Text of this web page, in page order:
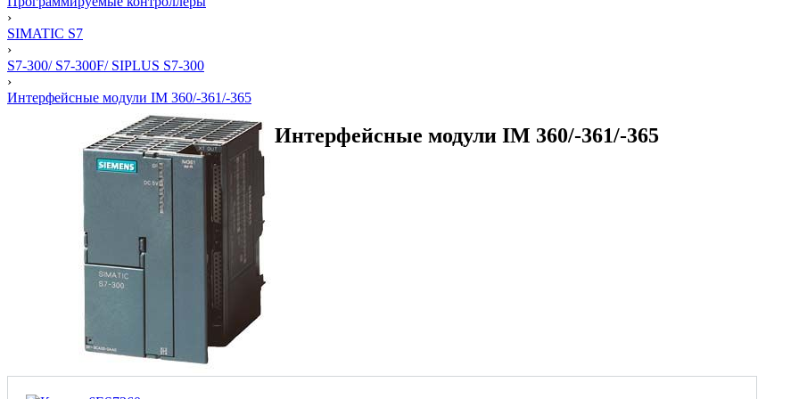
›
SIMATIC S7
›
S7-300/ S7-300F/ SIPLUS S7-300
›
Интерфейсные модули IM 360/-361/-365
Интерфейсные модули IM 360/-361/-365